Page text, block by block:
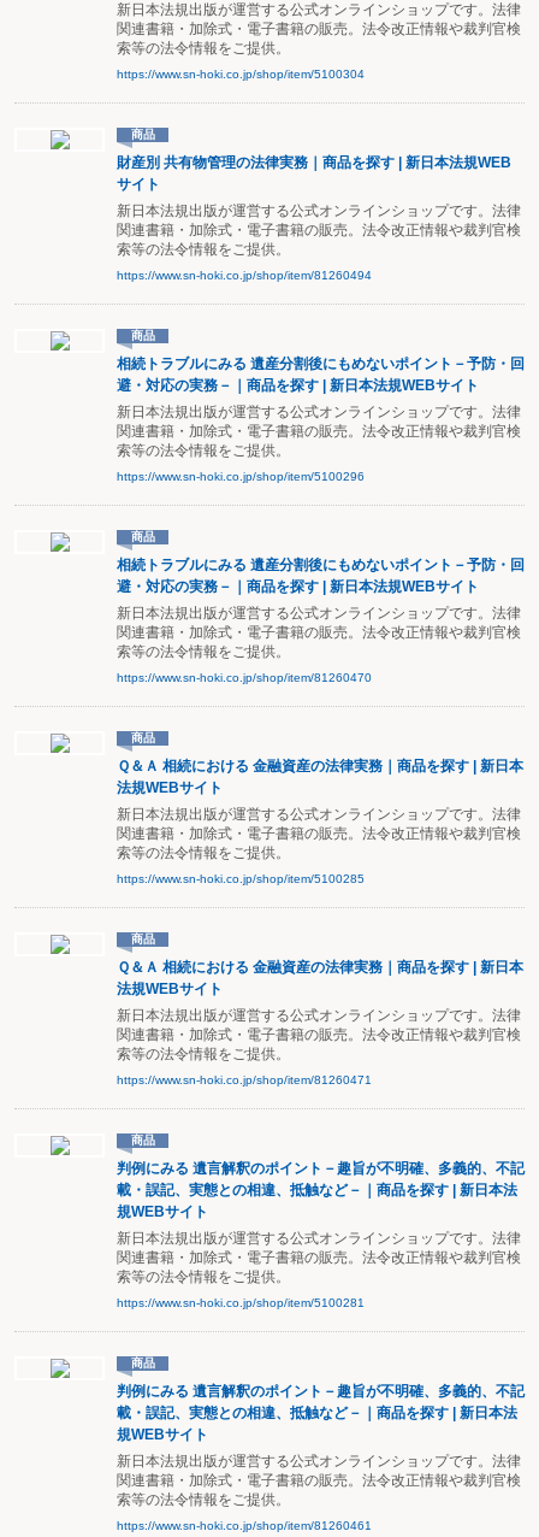
新日本法規出版が運営する公式オンラインショップです。法律
関連書籍・加除式・電子書籍の販売。法令改正情報や裁判官検
索等の法令情報をご提供。
https://www.sn-hoki.co.jp/shop/item/5100304
商品
財産別 共有物管理の法律実務｜商品を探す | 新日本法規WEB
サイト
新日本法規出版が運営する公式オンラインショップです。法律
関連書籍・加除式・電子書籍の販売。法令改正情報や裁判官検
索等の法令情報をご提供。
https://www.sn-hoki.co.jp/shop/item/81260494
商品
相続トラブルにみる 遺産分割後にもめないポイント－予防・回
避・対応の実務－｜商品を探す | 新日本法規WEBサイト
新日本法規出版が運営する公式オンラインショップです。法律
関連書籍・加除式・電子書籍の販売。法令改正情報や裁判官検
索等の法令情報をご提供。
https://www.sn-hoki.co.jp/shop/item/5100296
商品
相続トラブルにみる 遺産分割後にもめないポイント－予防・回
避・対応の実務－｜商品を探す | 新日本法規WEBサイト
新日本法規出版が運営する公式オンラインショップです。法律
関連書籍・加除式・電子書籍の販売。法令改正情報や裁判官検
索等の法令情報をご提供。
https://www.sn-hoki.co.jp/shop/item/81260470
商品
Ｑ＆Ａ 相続における 金融資産の法律実務｜商品を探す | 新日本
法規WEBサイト
新日本法規出版が運営する公式オンラインショップです。法律
関連書籍・加除式・電子書籍の販売。法令改正情報や裁判官検
索等の法令情報をご提供。
https://www.sn-hoki.co.jp/shop/item/5100285
商品
Ｑ＆Ａ 相続における 金融資産の法律実務｜商品を探す | 新日本
法規WEBサイト
新日本法規出版が運営する公式オンラインショップです。法律
関連書籍・加除式・電子書籍の販売。法令改正情報や裁判官検
索等の法令情報をご提供。
https://www.sn-hoki.co.jp/shop/item/81260471
商品
判例にみる 遺言解釈のポイント－趣旨が不明確、多義的、不記
載・誤記、実態との相違、抵触など－｜商品を探す | 新日本法
規WEBサイト
新日本法規出版が運営する公式オンラインショップです。法律
関連書籍・加除式・電子書籍の販売。法令改正情報や裁判官検
索等の法令情報をご提供。
https://www.sn-hoki.co.jp/shop/item/5100281
商品
判例にみる 遺言解釈のポイント－趣旨が不明確、多義的、不記
載・誤記、実態との相違、抵触など－｜商品を探す | 新日本法
規WEBサイト
新日本法規出版が運営する公式オンラインショップです。法律
関連書籍・加除式・電子書籍の販売。法令改正情報や裁判官検
索等の法令情報をご提供。
https://www.sn-hoki.co.jp/shop/item/81260461